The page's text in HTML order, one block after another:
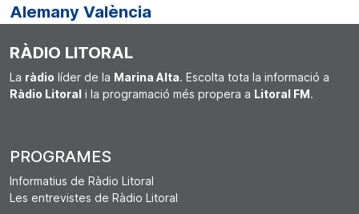
Alemany València
RÀDIO LITORAL
La ràdio líder de la Marina Alta. Escolta tota la informació a
Ràdio Litoral i la programació més propera a Litoral FM.
PROGRAMES
Informatius de Ràdio Litoral
Les entrevistes de Ràdio Litoral